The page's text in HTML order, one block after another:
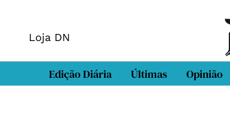
Loja DN
Edição Diária Últimas Opinião